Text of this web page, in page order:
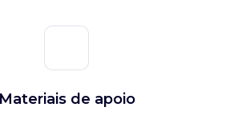
Materiais de apoio